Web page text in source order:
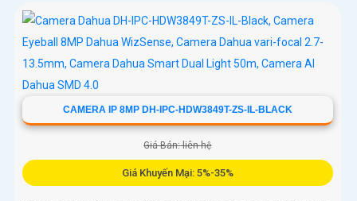
CAMERA IP 8MP DH-IPC-HDW3849T-ZS-IL-BLACK
Giá Bán: liên hệ
Giá Khuyến Mại: 5%-35%